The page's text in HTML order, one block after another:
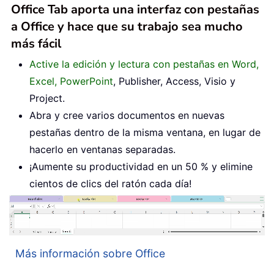
Office Tab aporta una interfaz con pestañas
a Office y hace que su trabajo sea mucho
más fácil
Active la edición y lectura con pestañas en Word,
Excel, PowerPoint, Publisher, Access, Visio y
Project.
Abra y cree varios documentos en nuevas
pestañas dentro de la misma ventana, en lugar de
hacerlo en ventanas separadas.
¡Aumente su productividad en un 50 % y elimine
cientos de clics del ratón cada día!
Más información sobre Office